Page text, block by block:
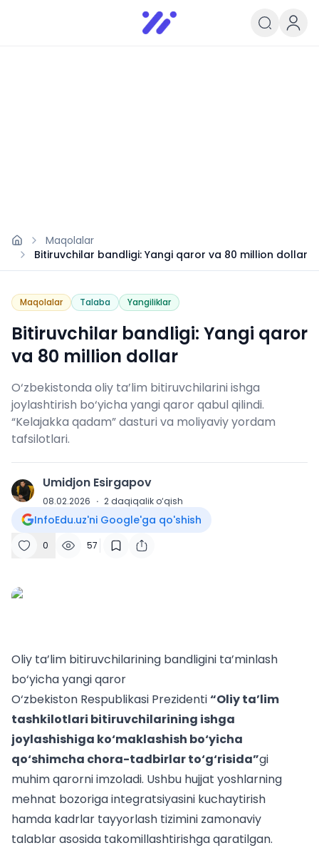
Infoedu
Ta&#039;lim xabarlari va
Maqolalar
Bitiruvchilar bandligi: Yangi qaror va 80 million dollar
Maqolalar Talaba Yangiliklar
Bitiruvchilar bandligi: Yangi qaror
va 80 million dollar
O‘zbekistonda oliy ta’lim bitiruvchilarini ishga
joylashtirish bo‘yicha yangi qaror qabul qilindi.
“Kelajakka qadam” dasturi va moliyaviy yordam
tafsilotlari.
U Umidjon Esirgapov
08.02.2026 · 2 daqiqalik o‘qish
InfoEdu.uz'ni Google'ga qo'shish
0 57
Oliy ta’lim bitiruvchilarining bandligini ta’minlash
bo‘yicha yangi qaror
O‘zbekiston Respublikasi Prezidenti“Oliy ta’lim
tashkilotlari bitiruvchilarining ishga
joylashishiga ko‘maklashish bo‘yicha
qo‘shimcha chora-tadbirlar to‘g‘risida”gi
muhim qarorni imzoladi. Ushbu hujjat yoshlarning
mehnat bozoriga integratsiyasini kuchaytirish
hamda kadrlar tayyorlash tizimini zamonaviy
talablar asosida takomillashtirishga qaratilgan.